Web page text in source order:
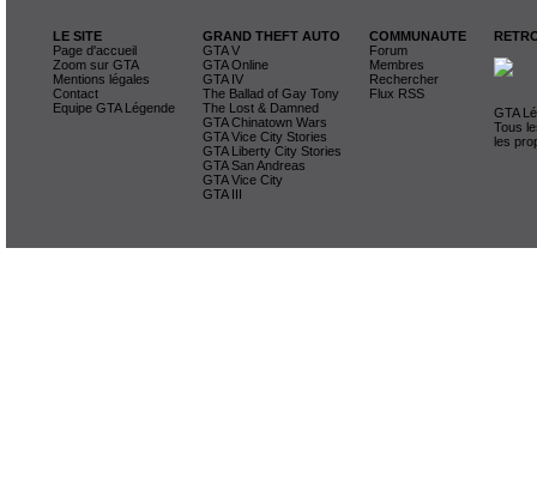
LE SITE
Page d'accueil
Zoom sur GTA
Mentions légales
Contact
Equipe GTA Légende
GRAND THEFT AUTO
GTA V
GTA Online
GTA IV
The Ballad of Gay Tony
The Lost & Damned
GTA Chinatown Wars
GTA Vice City Stories
GTA Liberty City Stories
GTA San Andreas
GTA Vice City
GTA III
COMMUNAUTE
Forum
Membres
Rechercher
Flux RSS
GTA
Tous
les